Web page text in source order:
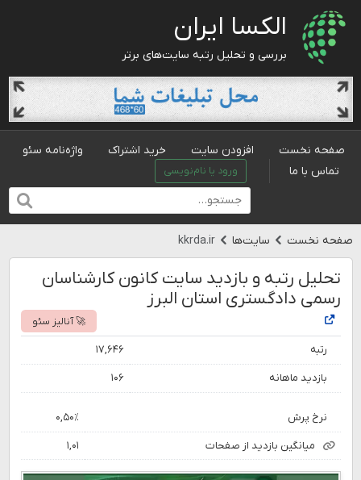
الکسا ایران
بررسی و تحلیل رتبه سایت‌های برتر
صفحه نخست افزودن سایت خرید اشتراک
واژه‌نامه سئو
تماس با ما
ورود یا نام‌نویسی
صفحه نخست سایت‌ها kkrda.ir
تحلیل رتبه و بازدید سایت کانون کارشناسان
رسمی دادگستری استان البرز
🚀 آنالیز سئو
رتبه ۱۷,۶۴۶
بازدید ماهانه ۱۰۶
نرخ پرش ۰,۵۰٪
میانگین بازدید از صفحات ۱,۰۱